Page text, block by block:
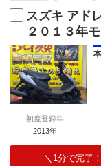
スズキ アド
２０１３年
初度登録年
2013年
1分で完了！